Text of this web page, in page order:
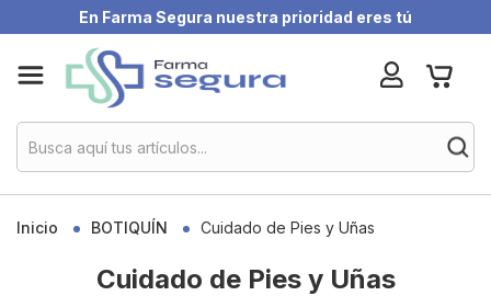
En Farma Segura nuestra prioridad eres tú
to
Content
My
Inicio BOTIQUÍN Cuidado de Pies y Uñas
Cuidado de Pies y Uñas